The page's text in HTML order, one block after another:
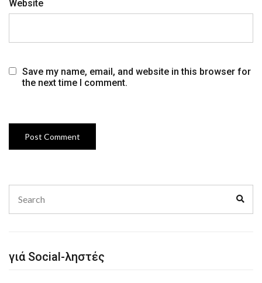
Website
Save my name, email, and website in this browser for
the next time I comment.
for:
γιά Social-ληστές